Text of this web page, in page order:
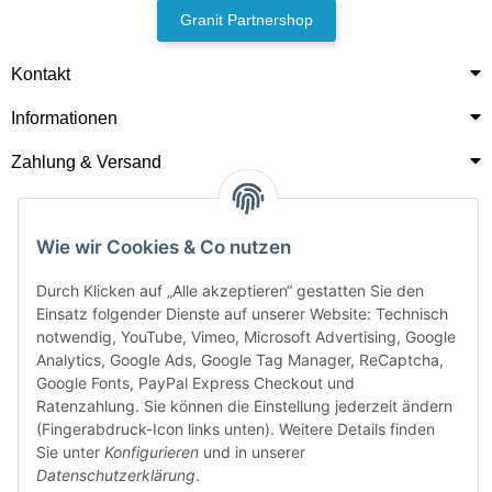
Wie wir Cookies & Co nutzen
Durch Klicken auf „Alle akzeptieren“ gestatten Sie den
Einsatz folgender Dienste auf unserer Website: Technisch
notwendig, YouTube, Vimeo, Microsoft Advertising, Google
Analytics, Google Ads, Google Tag Manager, ReCaptcha,
Google Fonts, PayPal Express Checkout und
Ratenzahlung. Sie können die Einstellung jederzeit ändern
(Fingerabdruck-Icon links unten). Weitere Details finden
Sie unter Konfigurieren und in unserer
Datenschutzerklärung.
Granit Partnershop
Kontakt
Informationen
Zahlung & Versand